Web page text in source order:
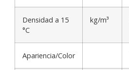
Densidad a 15
°C
kg/m³
Apariencia/Color